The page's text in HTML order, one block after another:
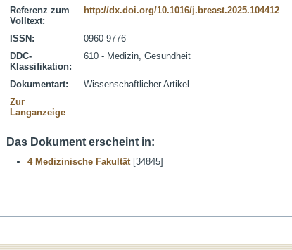
Referenz zum
Volltext:
http://dx.doi.org/10.1016/j.breast.2025.104412
ISSN:
0960-9776
DDC-
Klassifikation:
610 - Medizin, Gesundheit
Dokumentart:
Wissenschaftlicher Artikel
Zur
Langanzeige
Das Dokument erscheint in:
4 Medizinische Fakultät[34845]